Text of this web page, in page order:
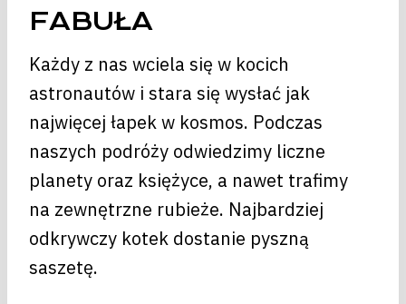
FABUŁA
Każdy z nas wciela się w kocich
astronautów i stara się wysłać jak
najwięcej łapek w kosmos. Podczas
naszych podróży odwiedzimy liczne
planety oraz księżyce, a nawet trafimy
na zewnętrzne rubieże. Najbardziej
odkrywczy kotek dostanie pyszną
saszetę.